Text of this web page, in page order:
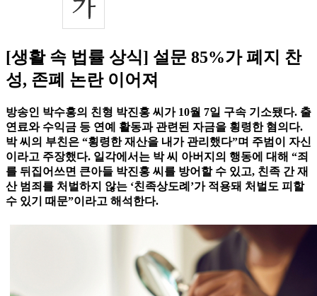
[생활 속 법률 상식] 설문 85%가 폐지 찬
성, 존폐 논란 이어져
방송인 박수홍의 친형 박진홍 씨가 10월 7일 구속 기소됐다. 출
연료와 수익금 등 연예 활동과 관련된 자금을 횡령한 혐의다.
박 씨의 부친은 “횡령한 재산을 내가 관리했다”며 주범이 자신
이라고 주장했다. 일각에서는 박 씨 아버지의 행동에 대해 “죄
를 뒤집어쓰면 큰아들 박진홍 씨를 방어할 수 있고, 친족 간 재
산 범죄를 처벌하지 않는 ‘친족상도례’가 적용돼 처벌도 피할
수 있기 때문”이라고 해석한다.